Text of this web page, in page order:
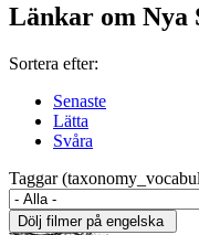
Länkar om Nya
Sortera efter:
Senaste
Lätta
Svåra
Taggar